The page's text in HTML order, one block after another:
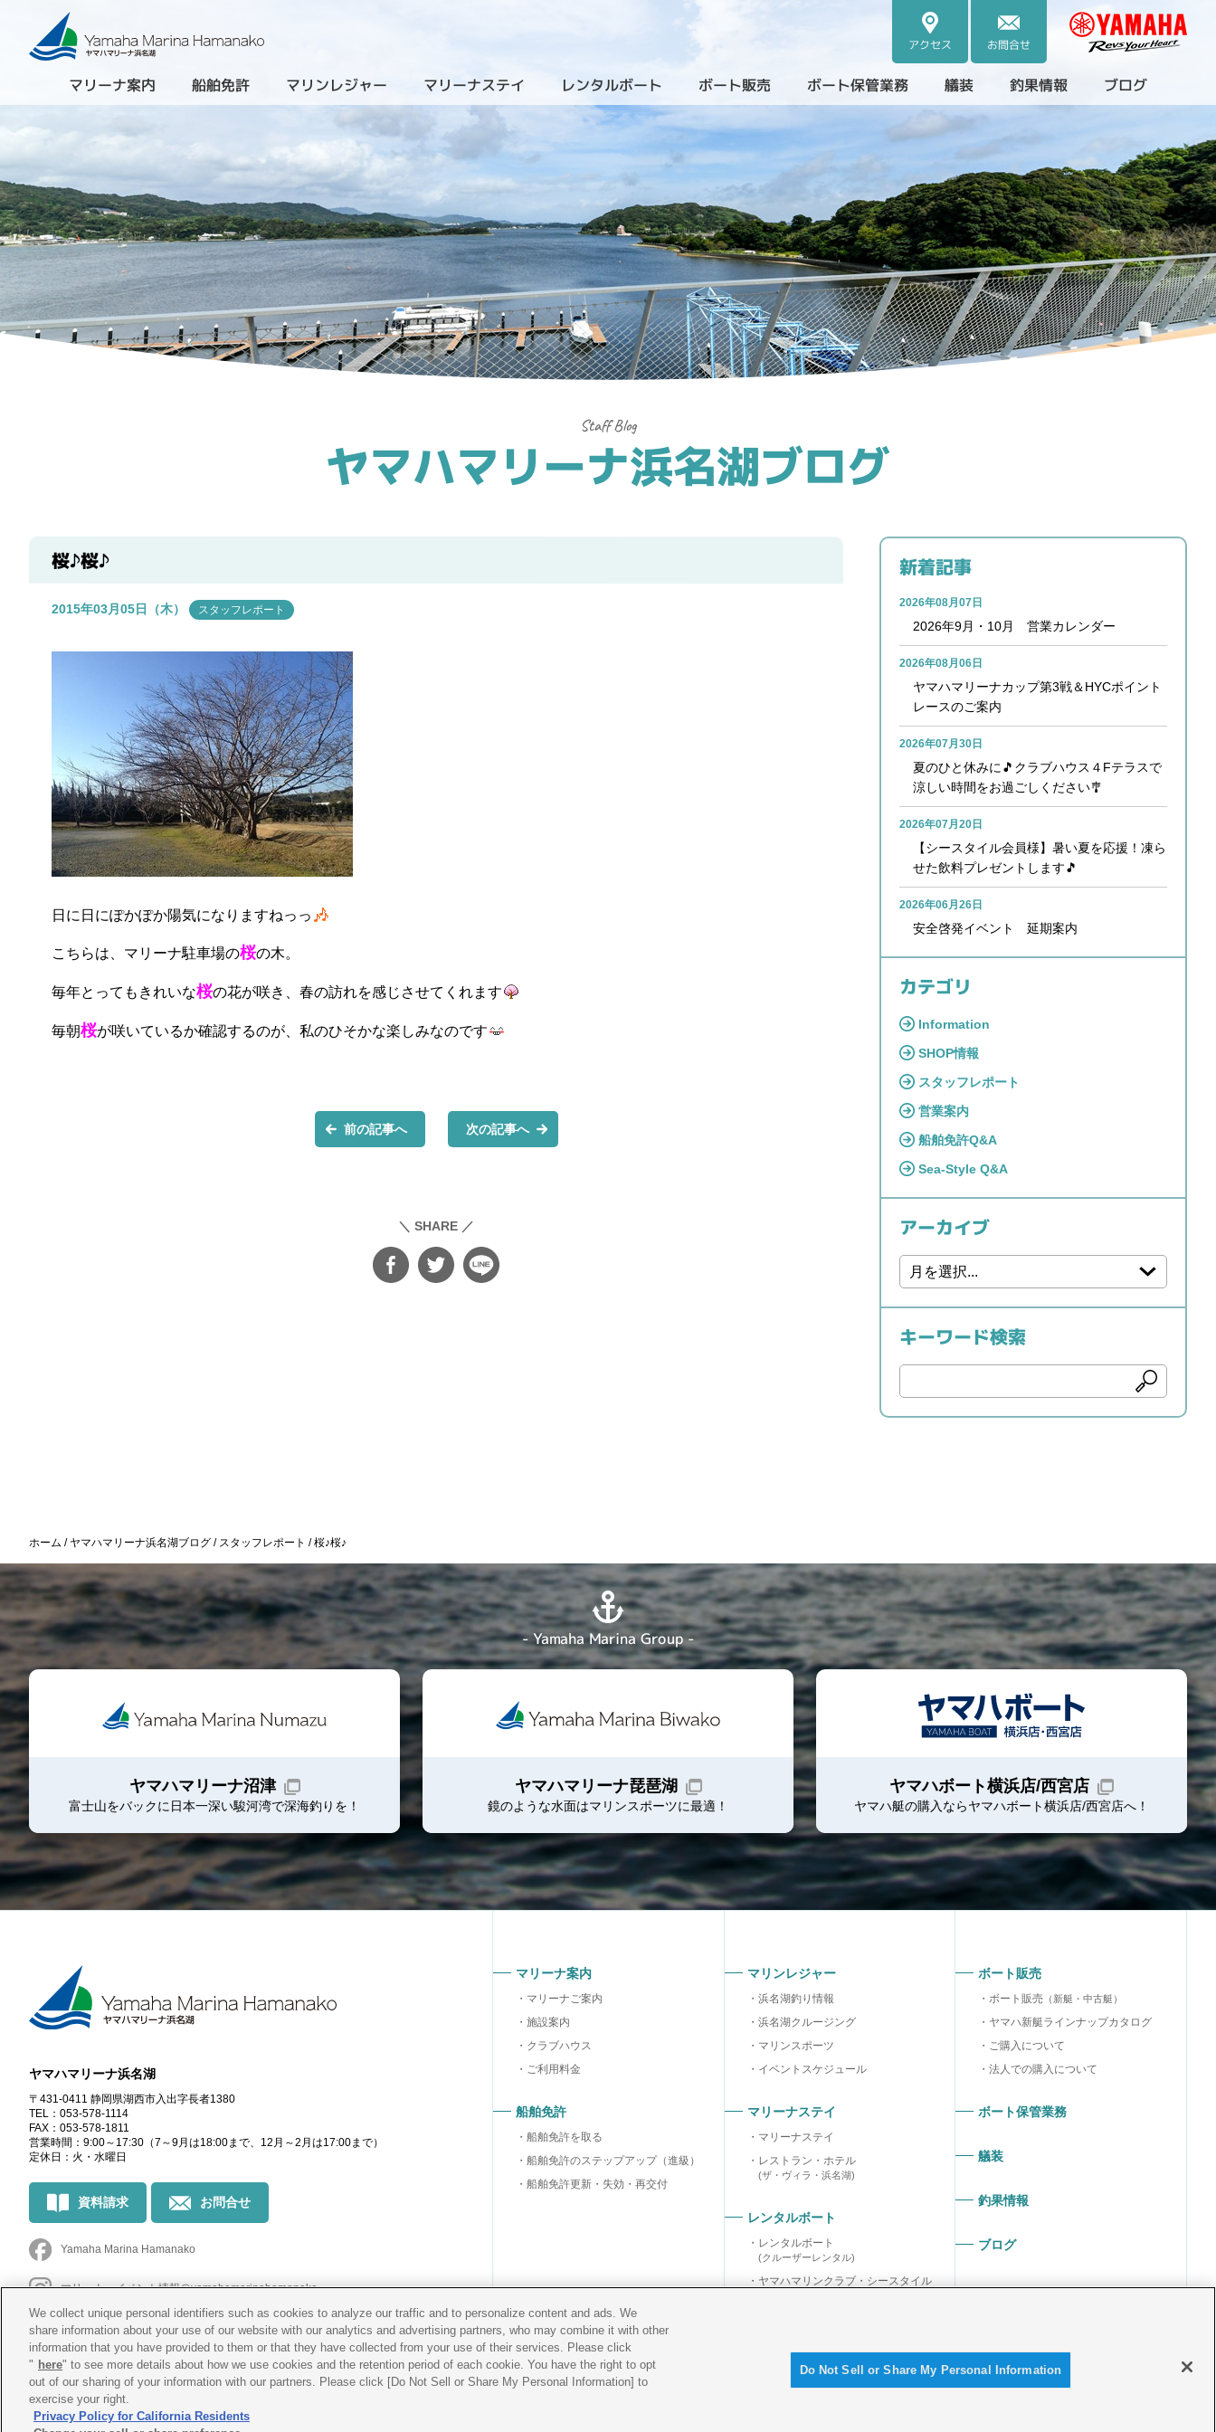
アクセス お問合せ
マリーナ案内 船舶免許
（進級）
マリンレジャー マリーナステイ
（ザ・ヴィラ・浜名湖）
レンタルボート
（クルーザーレンタル）
ボート販売 ボート保管業務 艤装 釣果情報 ブログ
ヤマハマリーナ浜名湖ブログ
桜♪桜♪
2015年03月05日（木） スタッフレポート
日に日にぽかぽか陽気になりますねっっ
こちらは、マリーナ駐車場の桜の木。
毎年とってもきれいな桜の花が咲き、春の訪れを感じさせてくれます
毎朝桜が咲いているか確認するのが、私のひそかな楽しみなのです
前の記事へ 次の記事へ
＼ SHARE ／
新着記事
2026年08月07日
2026年9月・10月 営業カレンダー
2026年08月06日
ヤマハマリーナカップ第3戦＆HYCポイント
レースのご案内
2026年07月30日
夏のひと休みに🎵クラブハウス４Fテラスで
涼しい時間をお過ごしください🎐
2026年07月20日
【シースタイル会員様】暑い夏を応援！凍ら
せた飲料プレゼントします🎵
2026年06月26日
安全啓発イベント 延期案内
カテゴリ
Information
SHOP情報
スタッフレポート
営業案内
船舶免許Q&A
Sea-Style Q&A
アーカイブ
キーワード検索
ホーム ヤマハマリーナ浜名湖ブログ スタッフレポート 桜♪桜♪
- Yamaha Marina Group -
ヤマハマリーナ沼津
富士山をバックに日本一深い駿河湾で深海釣りを！
ヤマハマリーナ琵琶湖
鏡のような水面はマリンスポーツに最適！
ヤマハボート横浜店/西宮店
ヤマハ艇の購入ならヤマハボート横浜店/西宮店へ！
マリーナ案内
マリーナご案内
施設案内
クラブハウス
ご利用料金
船舶免許
船舶免許を取る
船舶免許のステップアップ（進級）
船舶免許更新・失効・再交付
マリンレジャー
浜名湖釣り情報
浜名湖クルージング
マリンスポーツ
イベントスケジュール
マリーナステイ
マリーナステイ
レストラン・ホテル
(ザ・ヴィラ・浜名湖)
レンタルボート
レンタルボート
(クルーザーレンタル)
ヤマハマリンクラブ・シースタイル
ボート販売
ボート販売 （新艇・中古艇）
ヤマハ新艇ラインナップカタログ
ご購入について
法人での購入について
ボート保管業務
艤装
釣果情報
ブログ
ヤマハマリーナ浜名湖
〒431-0411 静岡県湖西市入出字長者1380
TEL：053-578-1114
FAX：053-578-1811
営業時間：9:00～17:30 （7～9月は18:00まで、12月～2月は17:00まで）
定休日：火・水曜日
資料請求 お問合せ
Yamaha Marina Hamanako
マリーナ・イベント情報＠yamahamarinahamanako
釣果情報@yamahamarina_hamanako
会社概要 プライバシーポリシー
We collect unique personal identifiers such as cookies to analyze our traffic and to personalize content and ads. We
share information about your use of our website with our analytics and advertising partners, who may combine it with other
information that you have provided to them or that they have collected from your use of their services. Please click
" here" to see more details about how we use cookies and the retention period of each cookie. You have the right to opt
out of our sharing of your information with our partners. Please click [Do Not Sell or Share My Personal Information] to
exercise your right.
Privacy Policy for California Residents
Do Not Sell or Share My Personal Information